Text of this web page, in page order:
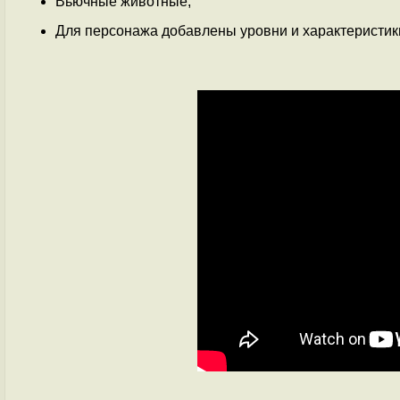
Для персонажа добавлены уровни и